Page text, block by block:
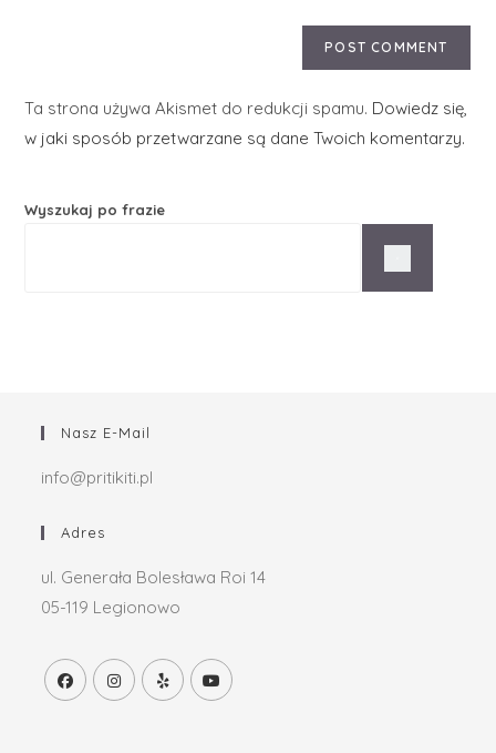
Ta strona używa Akismet do redukcji spamu. Dowiedz się,
w jaki sposób przetwarzane są dane Twoich komentarzy.
Wyszukaj po frazie
Nasz E-Mail
info@pritikiti.pl
Adres
ul. Generała Bolesława Roi 14
05-119 Legionowo